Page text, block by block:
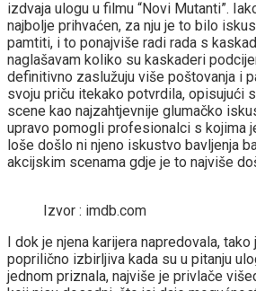
izdvaja ulogu u filmu “Novi Mutanti”.
najbolje prihvaćen, za nju je to bilo
pamtiti, i to ponajviše radi rada s
naglašavam koliko su kaskaderi
definitivno zaslužuju više poštovanja i
svoju priču itekako potvrdila, opisujući
scene kao najzahtjevnije glumačko
upravo pomogli profesionalci s kojima
loše došlo ni njeno iskustvo bavljenja
akcijskim scenama gdje je to najviše
Izvor : imdb.com
I dok je njena karijera napredovala,
poprilično izbirljiva kada su u pitanju
jednom priznala, najviše je privlače